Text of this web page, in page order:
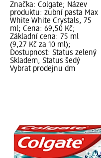
Značka: Colgate; Název
produktu: zubní pasta Max
White White Crystals, 75
ml; Cena: 69,50 Kč;
Základní cena: 75 ml
(9,27 Kč za 10 ml);
Dostupnost: Status zelený
Skladem, Status šedý
Vybrat prodejnu dm